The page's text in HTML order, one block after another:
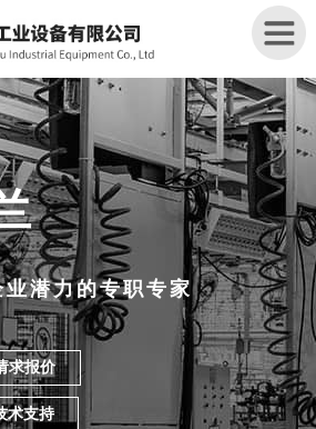
潜力的专职专家
求报价
术支持